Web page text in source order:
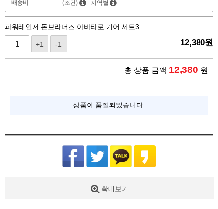
배송비 (조건) 지역별
파워레인저 돈브라더즈 아바타로 기어 세트3
+1 -1 12,380원
총 상품 금액 12,380 원
상품이 품절되었습니다.
확대보기